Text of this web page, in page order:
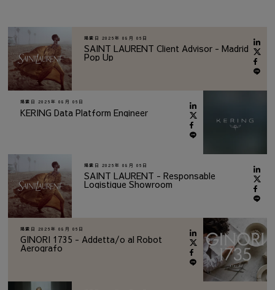
掲載日 2026年 08月 06日
SAINT LAURENT Client Advisor - Madrid
Pop Up
掲載日 2026年 08月 06日
KERING Data Platform Engineer
掲載日 2026年 08月 06日
SAINT LAURENT - Responsable
Logistique Showroom
掲載日 2026年 08月 06日
GINORI 1735 - Addetta/o al Robot
Aerografo